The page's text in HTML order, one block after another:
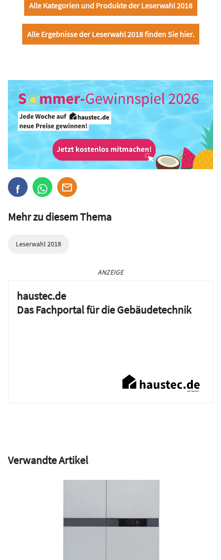
Alle Kategorien und Produkte der Leserwahl 2018
Alle Ergebnisse der Leserwahl 2018 finden Sie hier.
Mehr zu diesem Thema
Leserwahl 2018
ANZEIGE
haustec.de
Das Fachportal für die Gebäudetechnik
Verwandte Artikel